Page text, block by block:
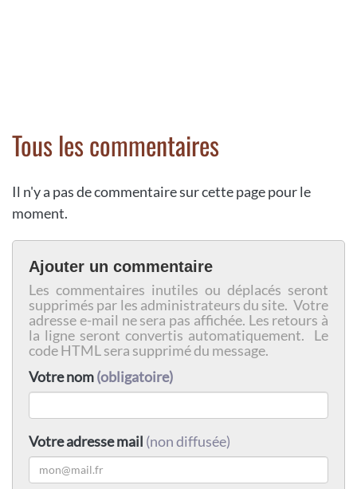
Tous les commentaires
Il n'y a pas de commentaire sur cette page pour le
moment.
Ajouter un commentaire
Les commentaires inutiles ou déplacés seront
supprimés par les administrateurs du site. Votre
adresse e-mail ne sera pas affichée. Les retours à
la ligne seront convertis automatiquement. Le
code HTML sera supprimé du message.
Votre nom(obligatoire)
Votre adresse mail (non diffusée)